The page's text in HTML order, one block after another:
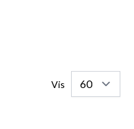
Vis